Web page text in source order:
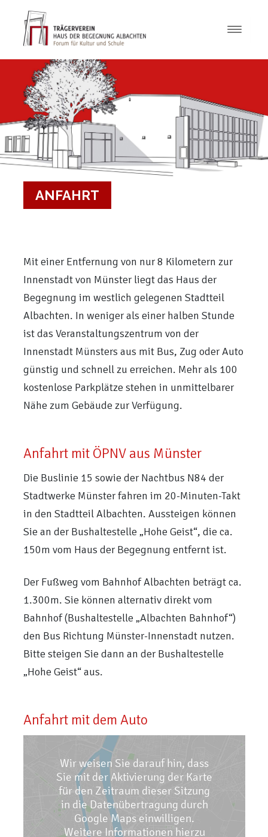
ANFAHRT
Mit einer Entfernung von nur 8 Kilometern zur
Innenstadt von Münster liegt das Haus der
Begegnung im westlich gelegenen Stadtteil
Albachten. In weniger als einer halben Stunde
ist das Veranstaltungszentrum von der
Innenstadt Münsters aus mit Bus, Zug oder Auto
günstig und schnell zu erreichen. Mehr als 100
kostenlose Parkplätze stehen in unmittelbarer
Nähe zum Gebäude zur Verfügung.
Anfahrt mit ÖPNV aus Münster
Die Buslinie 15 sowie der Nachtbus N84 der
Stadtwerke Münster fahren im 20-Minuten-Takt
in den Stadtteil Albachten. Aussteigen können
Sie an der Bushaltestelle „Hohe Geist“, die ca.
150m vom Haus der Begegnung entfernt ist.
Der Fußweg vom Bahnhof Albachten beträgt ca.
1.300m. Sie können alternativ direkt vom
Bahnhof (Bushaltestelle „Albachten Bahnhof“)
den Bus Richtung Münster-Innenstadt nutzen.
Bitte steigen Sie dann an der Bushaltestelle
„Hohe Geist“ aus.
Anfahrt mit dem Auto